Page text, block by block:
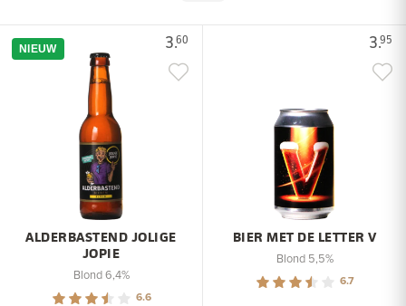
3.60
NIEUW
ALDERBASTEND JOLIGE
JOPIE
Blond 6,4%
6.6
3.95
BIER MET DE LETTER V
Blond 5,5%
6.7